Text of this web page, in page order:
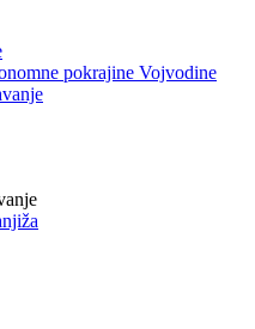
pokrajine Vojvodine